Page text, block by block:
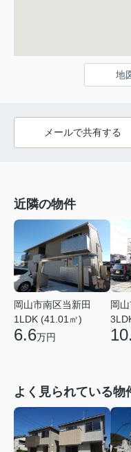
地
メールで共有する
近隣の物件
岡山市南区当新田
1LDK (41.01㎡)
6.6万円
岡
よく見られている物